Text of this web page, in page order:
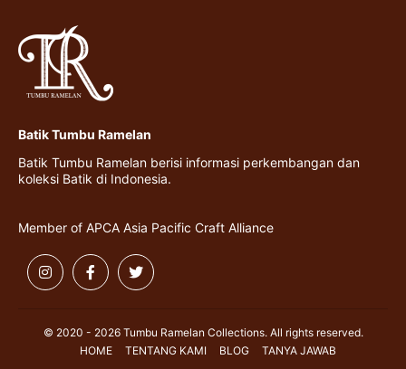
Batik Tumbu Ramelan
Batik Tumbu Ramelan berisi informasi perkembangan dan
koleksi Batik di Indonesia.
Member of APCA Asia Pacific Craft Alliance
© 2020 - 2026 Tumbu Ramelan Collections. All rights reserved.
HOME
TENTANG KAMI BLOG TANYA JAWAB